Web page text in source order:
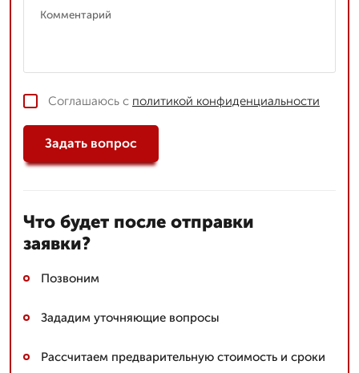
Соглашаюсь с политикой конфиденциальности
Задать вопрос
Что будет после отправки
заявки?
Позвоним
Зададим уточняющие вопросы
Рассчитаем предварительную стоимость и сроки